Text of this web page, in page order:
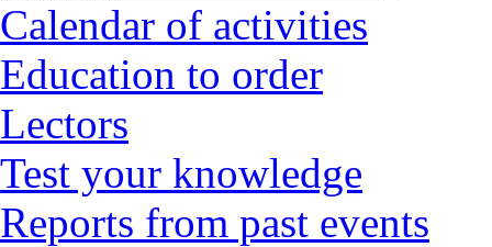
Calendar of activities
Education to order
Lectors
Test your knowledge
Reports from past events